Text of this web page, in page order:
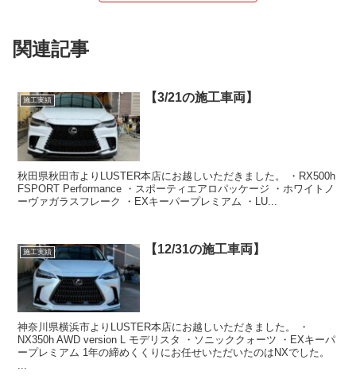
関連記事
施工実績 【3/21の施工車両】
秋田県秋田市よりLUSTER本店にお越しいただきました。 ・RX500h
FSPORT Performance ・スポーティエアロパッケージ ・ホワイトノ
ーヴァガラスフレーク ・EXキーパープレミアム ・LU...
施工実績 【12/31の施工車両】
神奈川県横浜市よりLUSTER本店にお越しいただきました。 ・
NX350h AWD version L モデリスタ ・ソニッククォーツ ・EXキーパ
ープレミアム 1年の締めくくりにお任せいただいたのはNXでした。
...